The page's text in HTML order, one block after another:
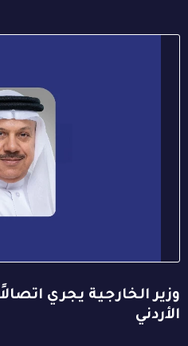
وزير الخارجية يجري
الأردني